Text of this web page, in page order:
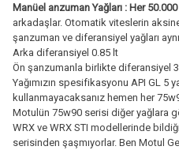
Manüel anzuman Yağları : Her
arkadaşlar. Otomatik viteslerin
şanzuman ve diferansiyel yağları
Arka diferansiyel 0.85 lt
Ön şanzumanla birlikte diferansiyel
Yağımızın spesifikasyonu API GL 5
kullanmayacaksanız hemen her
Motulün 75w90 serisi diğer yağlara
WRX ve WRX STI modellerinde
serisinden şaşmıyorlar. Ben Motul